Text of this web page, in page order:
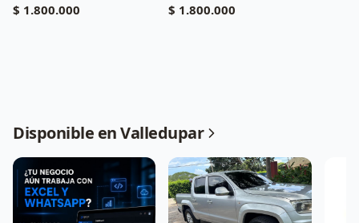
$ 1.800.000
$ 1.800.000
Disponible en Valledupar